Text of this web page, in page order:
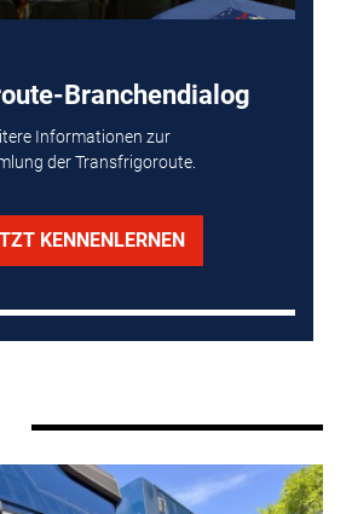
Branchendialog
Informationen zur
der Transfrigoroute.
KENNENLERNEN